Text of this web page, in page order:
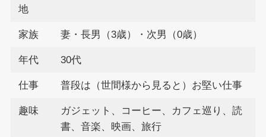
地
家族 妻・長男（3歳）・次男（0歳）
年代 30代
仕事 普段は（世間様から見ると）お堅い仕事
趣味
ガジェット、コーヒー、カフェ巡り、読
書、音楽、映画、旅行